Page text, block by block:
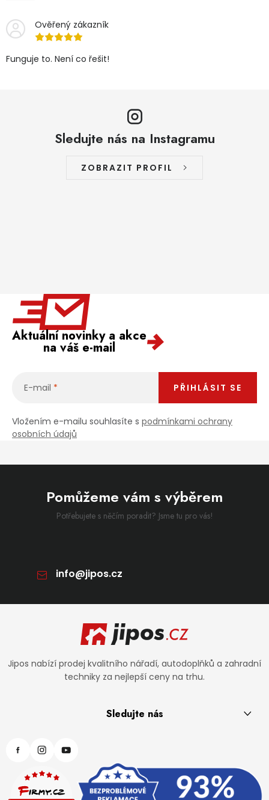
Ověřený zákazník
Funguje to. Není co řešit!
Sledujte nás na Instagramu
ZOBRAZIT PROFIL
Aktuální novinky a akce
na váš e-mail
E-mail
Vložením e-mailu souhlasíte s podmínkami ochrany
osobních údajů
PŘIHLÁSIT SE
Pomůžeme vám s výběrem
Potřebujete s něčím poradit? Jsme tu pro vás!
info@jipos.cz
Zápatí
Jipos nabízí prodej kvalitního nářadí, autodoplňků a zahradní
techniky za nejlepší ceny na trhu.
Sledujte nás